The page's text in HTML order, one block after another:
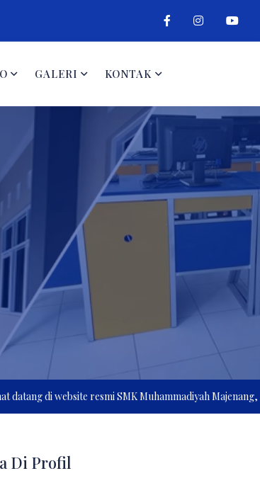
GALERI KONTAK
di website resmi SMK Muhammadiyah Majenang,
Di Profil